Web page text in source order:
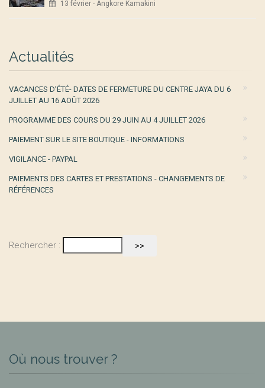
13 février - Angkore Kamakini
Actualités
VACANCES D’ÉTÉ- DATES DE FERMETURE DU CENTRE JAYA DU 6
JUILLET AU 16 AOÛT 2026
PROGRAMME DES COURS DU 29 JUIN AU 4 JUILLET 2026
PAIEMENT SUR LE SITE BOUTIQUE - INFORMATIONS
VIGILANCE - PAYPAL
PAIEMENTS DES CARTES ET PRESTATIONS - CHANGEMENTS DE
RÉFÉRENCES
Rechercher :
Où nous trouver ?